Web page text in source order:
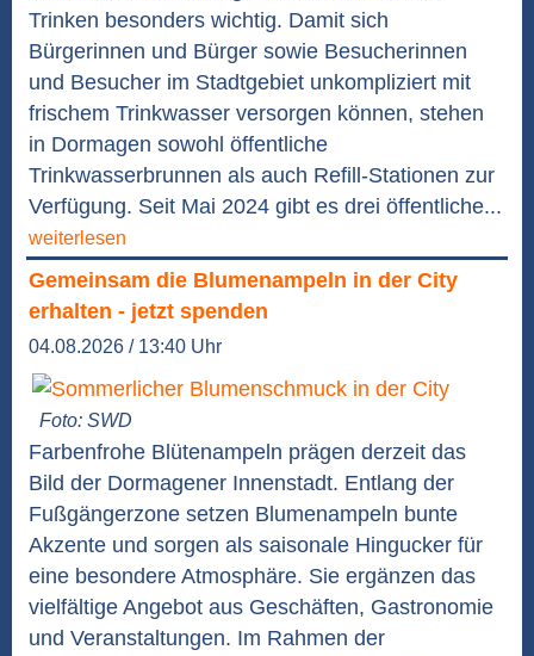
Trinken besonders wichtig. Damit sich
Bürgerinnen und Bürger sowie Besucherinnen
und Besucher im Stadtgebiet unkompliziert mit
frischem Trinkwasser versorgen können, stehen
in Dormagen sowohl öffentliche
Trinkwasserbrunnen als auch Refill-Stationen zur
Verfügung. Seit Mai 2024 gibt es drei öffentliche...
weiterlesen
Gemeinsam die Blumenampeln in der City
erhalten - jetzt spenden
04.08.2026 / 13:40 Uhr
Foto: SWD
Farbenfrohe Blütenampeln prägen derzeit das
Bild der Dormagener Innenstadt. Entlang der
Fußgängerzone setzen Blumenampeln bunte
Akzente und sorgen als saisonale Hingucker für
eine besondere Atmosphäre. Sie ergänzen das
vielfältige Angebot aus Geschäften, Gastronomie
und Veranstaltungen. Im Rahmen der